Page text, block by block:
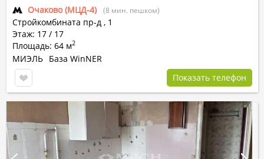
Очаково (МЦД-4) (8 мин. пешком)
Стройкомбината пр-д , 1
Этаж: 17 / 17
Площадь: 64 м2
МИЭЛЬ База WinNER
Показать телефон